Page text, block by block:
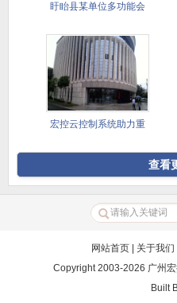
盱眙县某单位多功能会
宏控云控制系统助力重
查看
网站首页| 关于我们
Copyright 2003-2026 广州
Built